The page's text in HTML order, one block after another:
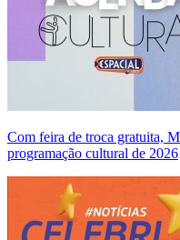
Com feira de troca gratuita,
programação cultural de 2026